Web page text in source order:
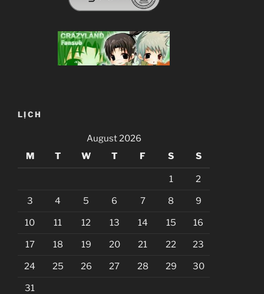
LỊCH
August 2026
M
T W T F S S
1 2
3 4 5 6 7 8 9
10 11 12 13 14 15 16
17 18 19 20 21 22 23
24 25 26 27 28 29 30
31